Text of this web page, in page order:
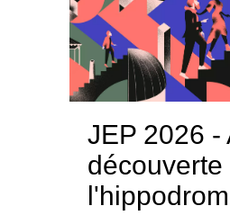
JEP 2026 -
découverte